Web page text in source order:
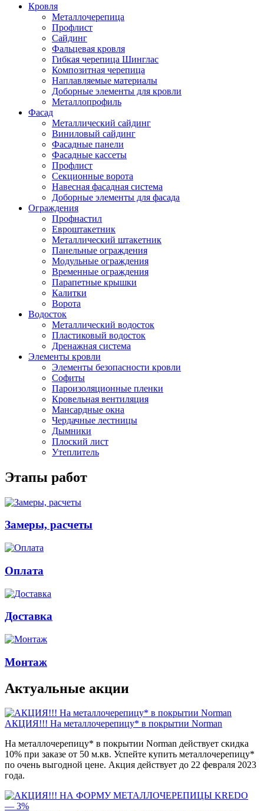
Кровля
Металлочерепица
Профлист
Сайдинг
Фальцевая кровля
Гибкая черепица Шинглас
Композитная черепица
Наплавляемые материалы
Доборные элементы для кровли
Металлопрофиль
Фасад
Металлический сайдинг
Виниловый сайдинг
Фасадные панели
Фасадные кассеты
Профлист
Секционные ворота
Навесная фасадная система
Доборные элементы для фасада
Ограждения
Профнастил
Евроштакетник
Металлический штакетник
Панельные ограждения
Модульные ограждения
Временные ограждения
Парапетные крышки
Калитки
Ворота
Водосток
Металлический водосток
Пластиковый водосток
Дренажная система
Элементы кровли
Элементы безопасности кровли
Софиты
Пароизоляционные пленки
Кровельная вентиляция
Мансардные окна
Чердачные лестницы
Дымники
Плоский лист
Утеплитель
Этапы работ
Замеры, расчеты
Оплата
Доставка
Монтаж
Актуальные акции
АКЦИЯ!!! На металлочерепицу* в покрытии Norman
На металлочерепицу* в покрытии Norman действует скидка
10% при заказе от 50 м.кв. Успейте купить металлочерепицу*
по очень выгодной цене. Акция действует до 22 февраля 2023
года.